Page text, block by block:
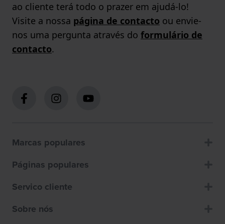
ao cliente terá todo o prazer em ajudá-lo!
Visite a nossa página de contacto ou envie-
nos uma pergunta através do formulário de
contacto.
Marcas populares
Páginas populares
Servico cliente
Sobre nós